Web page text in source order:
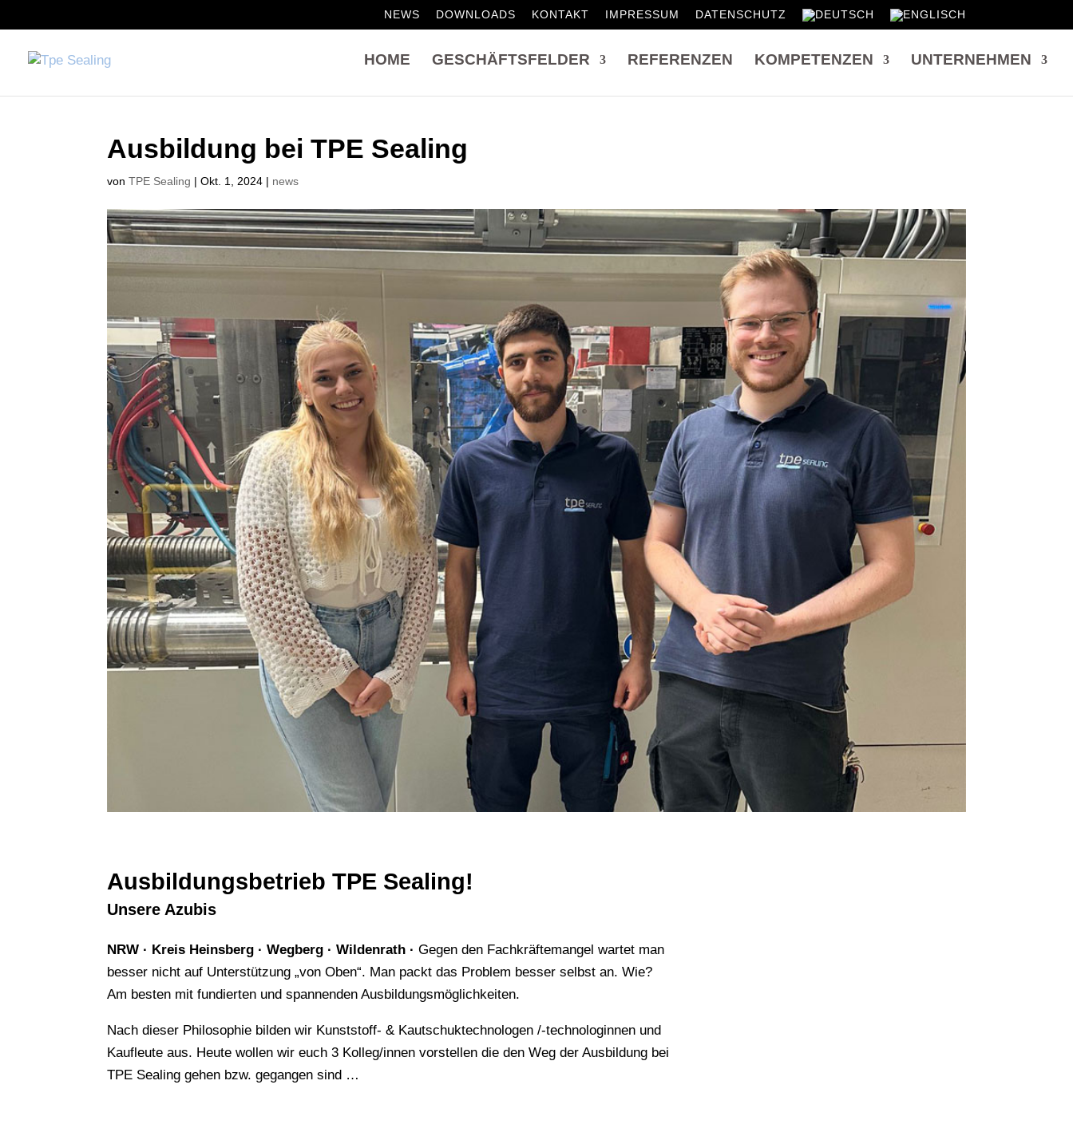
NEWS DOWNLOADS KONTAKT IMPRESSUM DATENSCHUTZ
HOME GESCHÄFTSFELDER REFERENZEN KOMPETENZEN UNTERNEHMEN
Ausbildung bei TPE Sealing
vonTPE Sealing |Okt. 1, 2024 | news
Ausbildungsbetrieb TPE Sealing!
Unsere Azubis
NRW · Kreis Heinsberg · Wegberg · Wildenrath · Gegen den Fachkräftemangel wartet man
besser nicht auf Unterstützung „von Oben“. Man packt das Problem besser selbst an. Wie?
Am besten mit fundierten und spannenden Ausbildungsmöglichkeiten.
Nach dieser Philosophie bilden wir Kunststoff- & Kautschuktechnologen /-technologinnen und
Kaufleute aus. Heute wollen wir euch 3 Kolleg/innen vorstellen die den Weg der Ausbildung bei
TPE Sealing gehen bzw. gegangen sind …